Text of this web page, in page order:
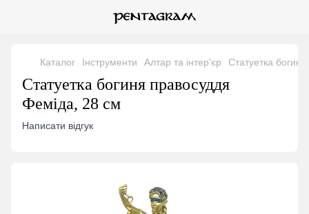
Каталог Інструменти Алтар та інтер'єр Статуетка
Статуетка богиня правосуддя
Феміда, 28 см
Написати відгук